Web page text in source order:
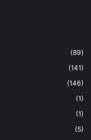
(89)
(141)
(146)
(1)
(1)
(5)